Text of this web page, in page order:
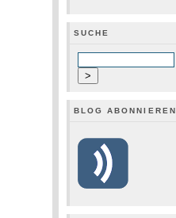
SUCHE
BLOG ABONNIEREN